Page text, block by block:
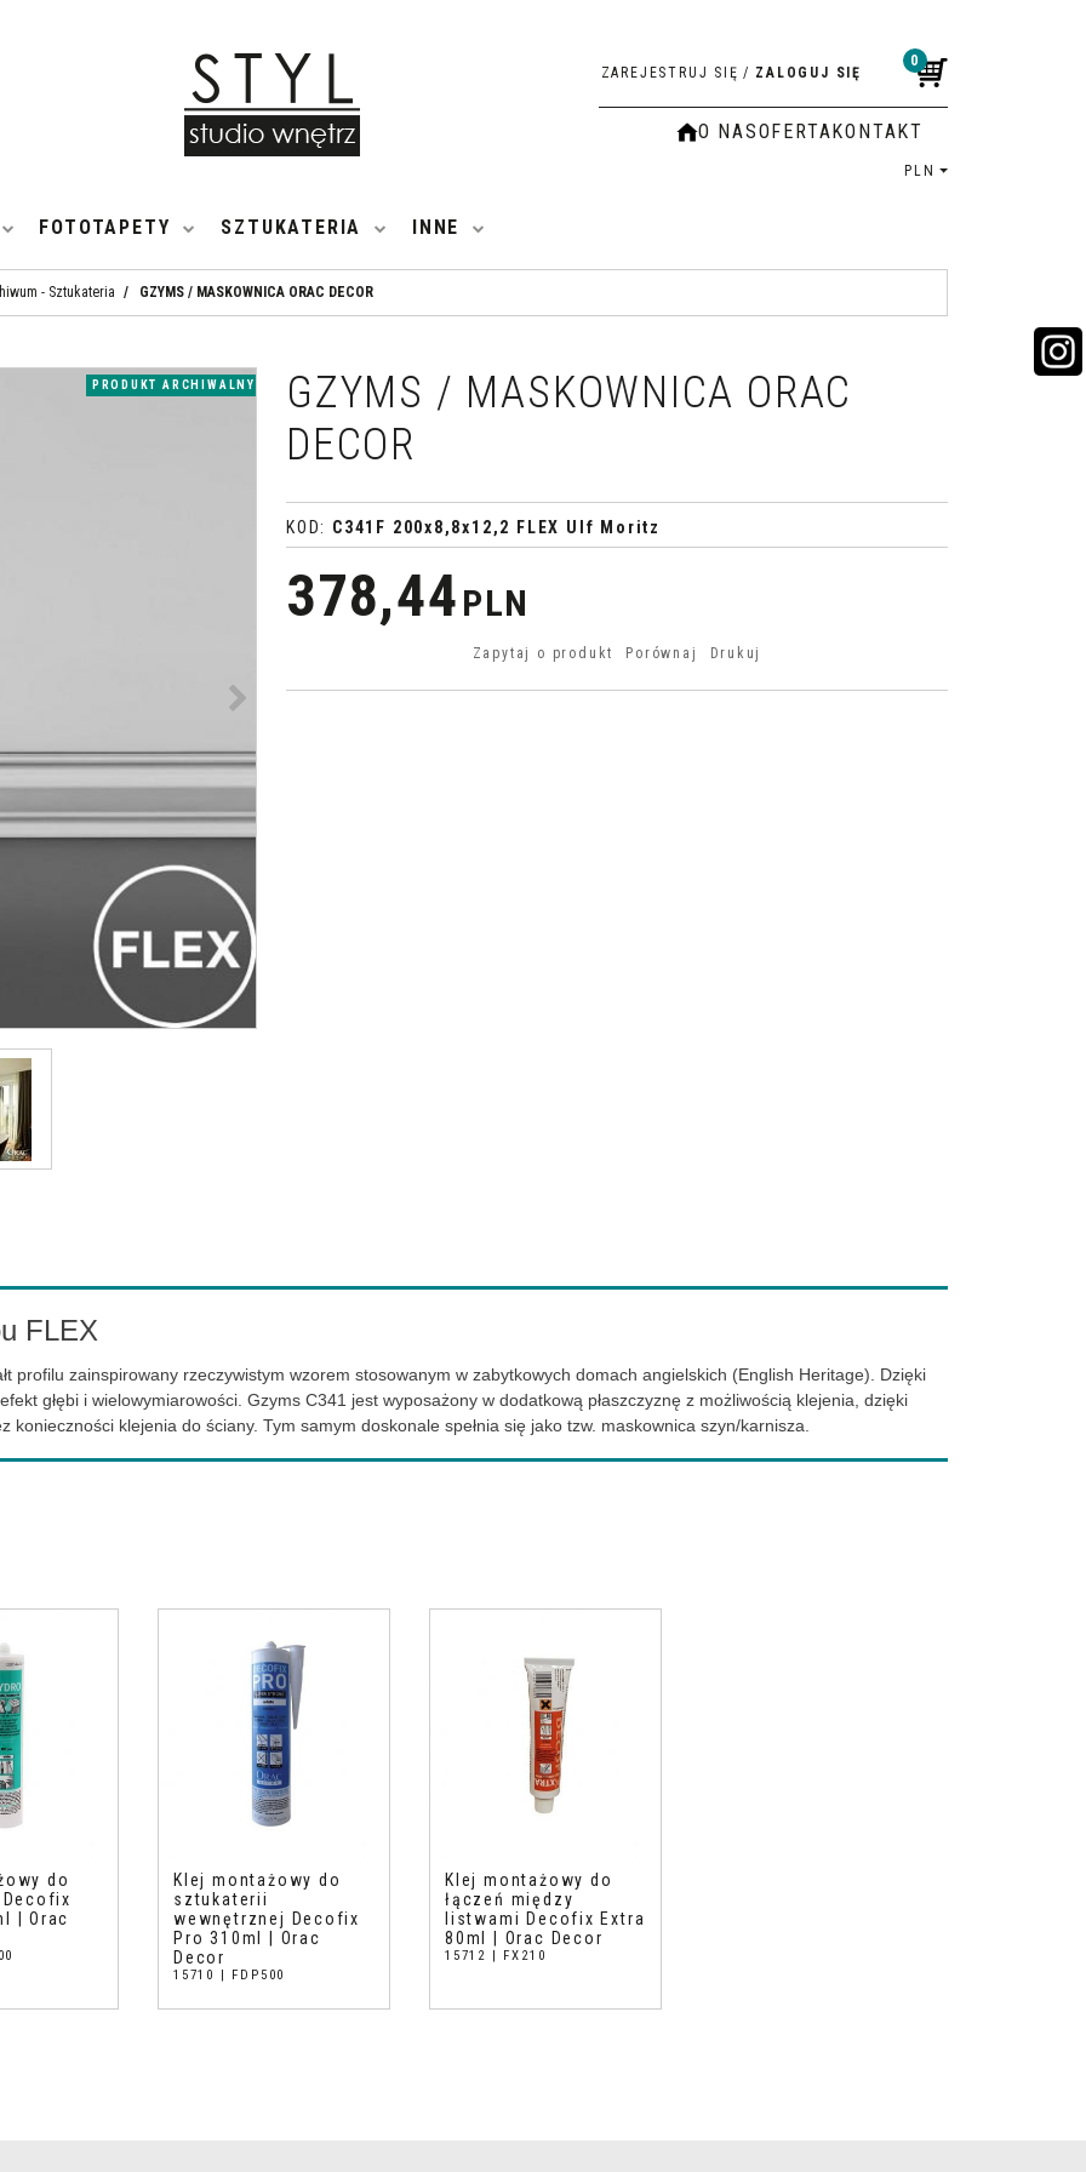
0
ZAREJESTRUJ SIĘ / ZALOGUJ SIĘ
O NASOFERTAKONTAKT
PLN
FOTOTAPETY SZTUKATERIA INNE
- Sztukateria / GZYMS / MASKOWNICA ORAC DECOR
PRODUKT ARCHIWALNY
GZYMS / MASKOWNICA ORAC
DECOR
KOD: C341F 200x8,8x12,2 FLEX Ulf Moritz
378,44 PLN
Zapytaj o produkt Porównaj Drukuj
FLEX
profilu zainspirowany rzeczywistym wzorem stosowanym w zabytkowych domach angielskich (English Heritage). Dzięki
głębi i wielowymiarowości. Gzyms C341 jest wyposażony w dodatkową płaszczyznę z możliwością klejenia, dzięki
klejenia do ściany. Tym samym doskonale spełnia się jako tzw. maskownica szyn/karnisza.
do
| Orac
Klej montażowy do
sztukaterii
wewnętrznej Decofix
Pro 310ml | Orac
Decor
15710 | FDP500
Klej montażowy do
łączeń między
listwami Decofix Extra
80ml | Orac Decor
15712 | FX210